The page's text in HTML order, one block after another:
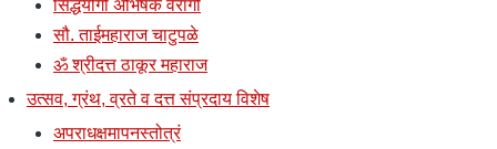
सिद्धयोगी अभिषेक वैरागी
सौ. ताईमहाराज चाटुपळे
ॐ श्रीदत्त ठाकूर महाराज
उत्सव, ग्रंथ, व्रते व दत्त संप्रदाय विशेष
अपराधक्षमापनस्तोत्रं